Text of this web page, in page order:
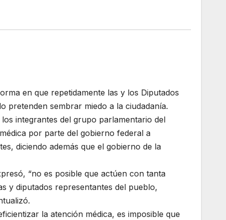
en que repetidamente las y los Diputados
pretenden sembrar miedo a la ciudadanía.
integrantes del grupo parlamentario del
por parte del gobierno federal a
diciendo además que el gobierno de la
“no es posible que actúen con tanta
y diputados representantes del pueblo,
la atención médica, es imposible que